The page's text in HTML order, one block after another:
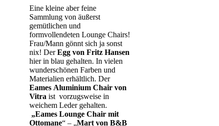
Eine kleine aber feine
Sammlung von äußerst
gemütlichen und
formvollendeten Lounge Chairs!
Frau/Mann gönnt sich ja sonst
nix! DerEgg von Fritz Hansen
hier in blau gehalten. In vielen
wunderschönen Farben und
Materialien erhältlich. Der
Eames Aluminium Chair von
Vitra ist vorzugsweise in
weichem Leder gehalten.
„Eames Lounge Chair mit
Ottomane“ – „Mart von B&B